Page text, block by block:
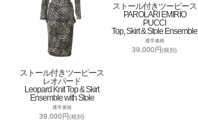
ストール付きツーピース
レオパード
Leopard Knit Top & Skirt
Ensemble with Stole
通常価格
39,000円(税別)
ストール付きツーピース
PAROLARI EMIRIO
PUCCI
Top, Skirt & Stole Ensemble
通常価格
39,000円(税別)